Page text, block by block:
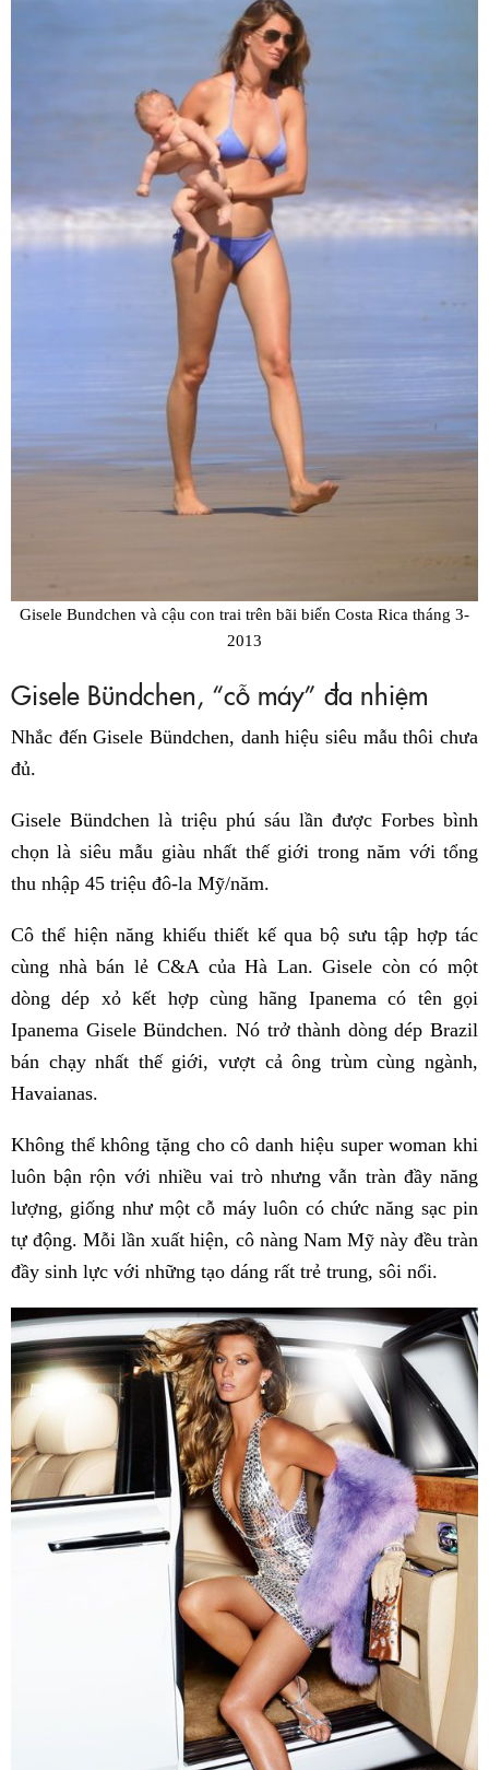
Gisele Bundchen và cậu con trai trên bãi biển Costa Rica tháng 3-
2013
Gisele Bündchen, “cỗ máy” đa nhiệm
Nhắc đến Gisele Bündchen, danh hiệu siêu mẫu thôi chưa
đủ.
Gisele Bündchen là triệu phú sáu lần được Forbes bình
chọn là siêu mẫu giàu nhất thế giới trong năm với tổng
thu nhập 45 triệu đô-la Mỹ/năm.
Cô thể hiện năng khiếu thiết kế qua bộ sưu tập hợp tác
cùng nhà bán lẻ C&A của Hà Lan. Gisele còn có một
dòng dép xỏ kết hợp cùng hãng Ipanema có tên gọi
Ipanema Gisele Bündchen. Nó trở thành dòng dép Brazil
bán chạy nhất thế giới, vượt cả ông trùm cùng ngành,
Havaianas.
Không thể không tặng cho cô danh hiệu super woman khi
luôn bận rộn với nhiều vai trò nhưng vẫn tràn đầy năng
lượng, giống như một cỗ máy luôn có chức năng sạc pin
tự động. Mỗi lần xuất hiện, cô nàng Nam Mỹ này đều tràn
đầy sinh lực với những tạo dáng rất trẻ trung, sôi nổi.